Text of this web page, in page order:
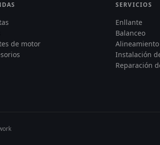
de motor
SERVICIOS
Enllante
Balanceo
Alineamiento
Instalación
Reparación